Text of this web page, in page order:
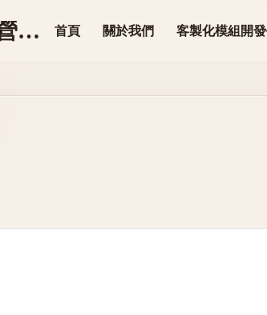
ModuleCore 科技【展示非營業】 首頁 關於我們 客製化模組開發